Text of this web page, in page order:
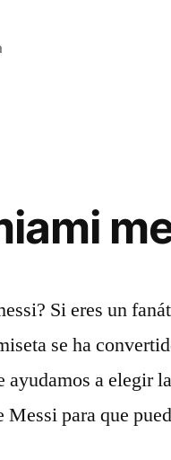
Si eres un
se ha
a elegir
para que